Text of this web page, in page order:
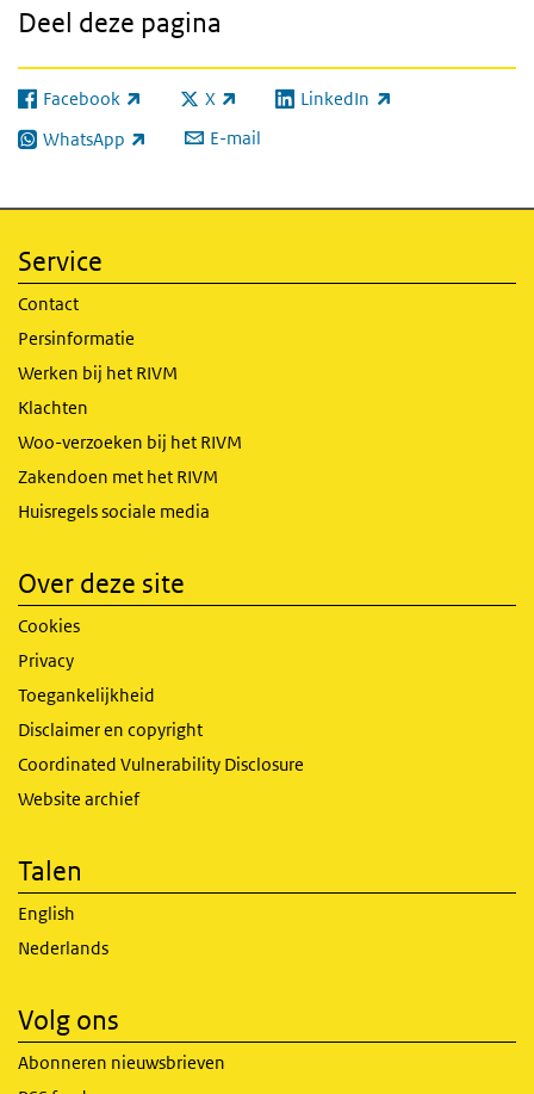
Deel deze pagina
Facebook
(externe link) X
(externe link) LinkedIn
(externe link)
WhatsApp
(externe link) E-mail
Service
Contact
Persinformatie
Werken bij het RIVM
Klachten
Woo-verzoeken bij het RIVM
Zakendoen met het RIVM
Huisregels sociale media
Over deze site
Cookies
Privacy
Toegankelijkheid
Disclaimer en copyright
Coordinated Vulnerability Disclosure
Website archief
Talen
English
Nederlands
Volg ons
Abonneren nieuwsbrieven